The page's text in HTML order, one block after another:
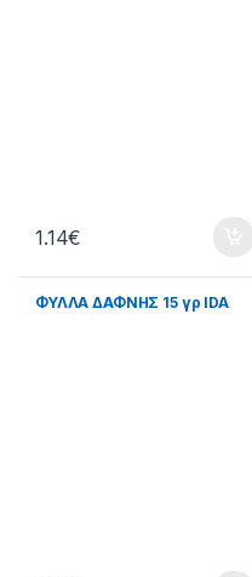
1.14€
ΦΥΛΛΑ ΔΑΦΝΗΣ 15 γρ IDA